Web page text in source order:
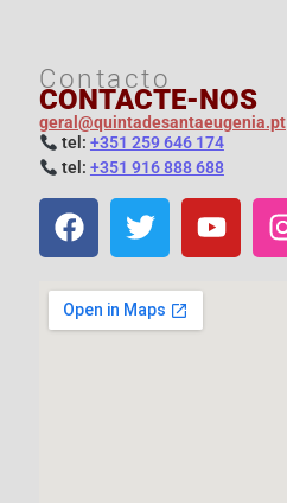
Contacto
CONTACTE-NOS
geral@quintadesantaeugenia.pt
tel: +351 259 646 174
tel: +351 916 888 688